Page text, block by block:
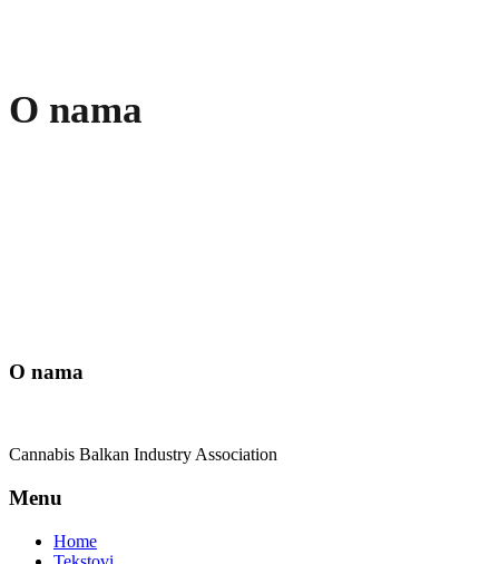
O nama
O nama
Cannabis Balkan Industry Association
Menu
Home